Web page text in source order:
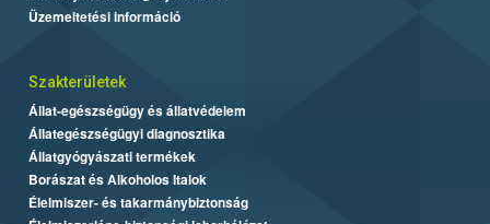
Üzemeltetési információ
Szakterületek
Állat-egészségügy és állatvédelem
Állategészségügyi diagnosztika
Állatgyógyászati termékek
Borászat és Alkoholos Italok
Élelmiszer- és takarmánybiztonság